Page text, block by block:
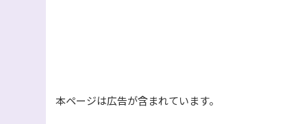
本ページは広告が含まれています。